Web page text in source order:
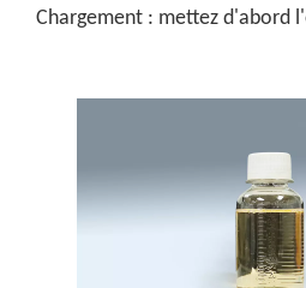
Chargement : mettez d'abord